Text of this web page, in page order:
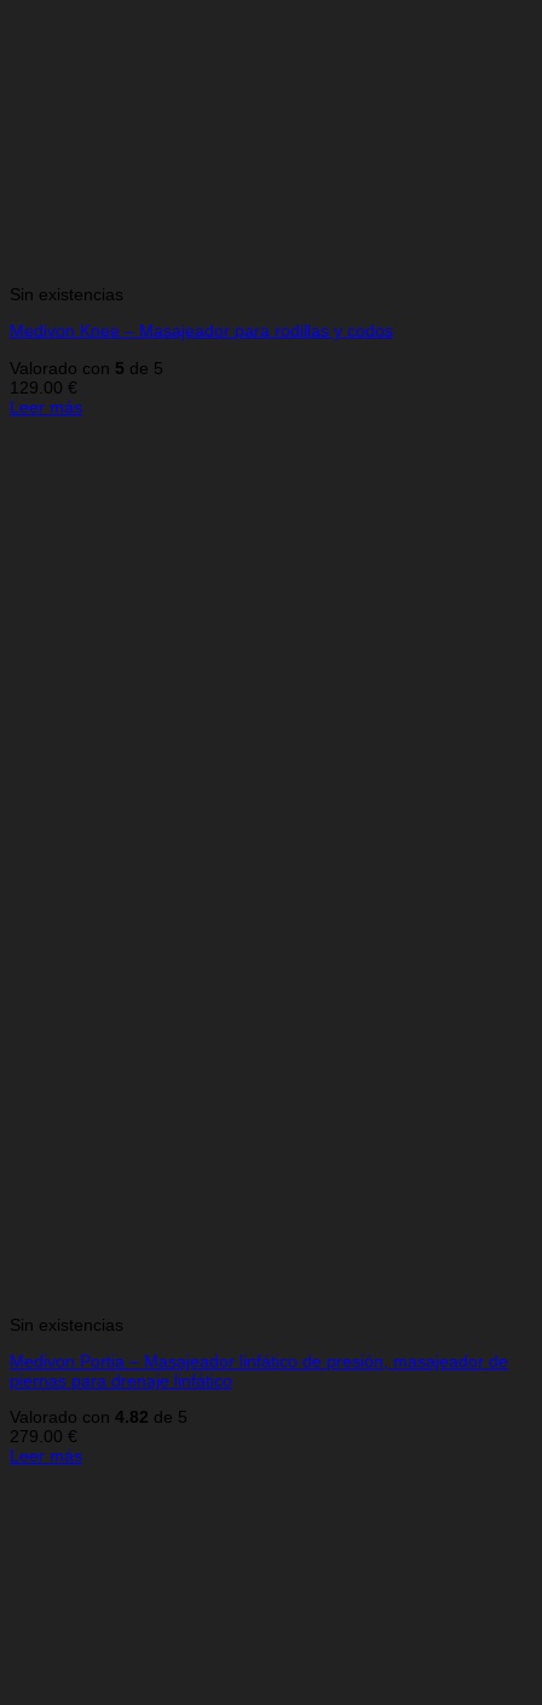
Sin existencias
Medivon Knee – Masajeador para rodillas y codos
Valorado con 5 de 5
129.00 €
Leer más
Sin existencias
Medivon Portia – Masajeador linfático de presión, masajeador de
piernas para drenaje linfático
Valorado con 4.82 de 5
279.00 €
Leer más